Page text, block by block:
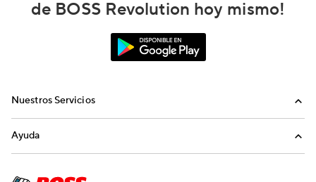
de BOSS Revolution hoy mismo!
Nuestros Servicios
Recargas Internacionales
Ayuda